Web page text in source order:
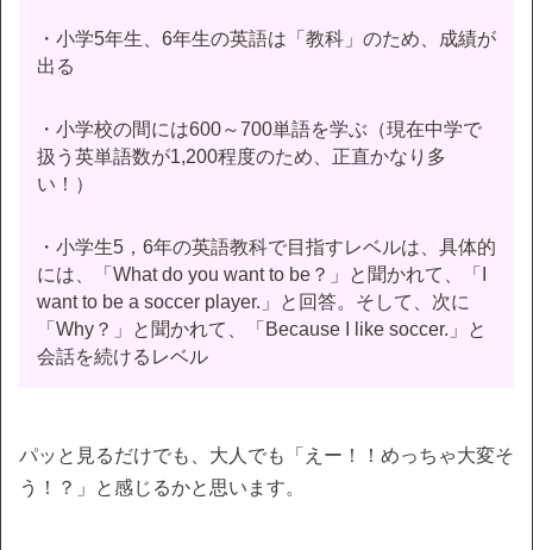
・小学5年生、6年生の英語は「教科」のため、成績が
出る
・小学校の間には600～700単語を学ぶ（現在中学で
扱う英単語数が1,200程度のため、正直かなり多
い！）
・小学生5，6年の英語教科で目指すレベルは、具体的
には、「What do you want to be？」と聞かれて、「I
want to be a soccer player.」と回答。そして、次に
「Why？」と聞かれて、「Because I like soccer.」と
会話を続けるレベル
パッと見るだけでも、大人でも「えー！！めっちゃ大変そ
う！？」と感じるかと思います。